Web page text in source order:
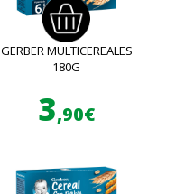
GERBER MULTICEREALES
180G
3,90€